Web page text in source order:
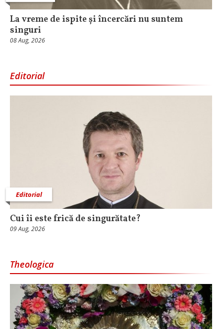
La vreme de ispite și încercări nu suntem
singuri
08 Aug, 2026
Editorial
Editorial
Cui îi este frică de singurătate?
09 Aug, 2026
Theologica